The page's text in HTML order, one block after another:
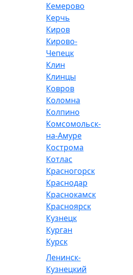
Кемерово
Керчь
Киров
Кирово-
Чепецк
Клин
Клинцы
Ковров
Коломна
Колпино
Комсомольск-
на-Амуре
Кострома
Котлас
Красногорск
Краснодар
Краснокамск
Красноярск
Кузнецк
Курган
Курск
Ленинск-
Кузнецкий